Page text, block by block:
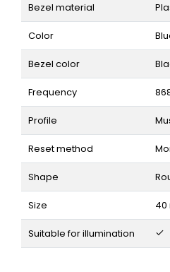
Bezel material
Color
Bezel color
Frequency
Profile
Reset method
Shape
Size 40
Suitable for illumination